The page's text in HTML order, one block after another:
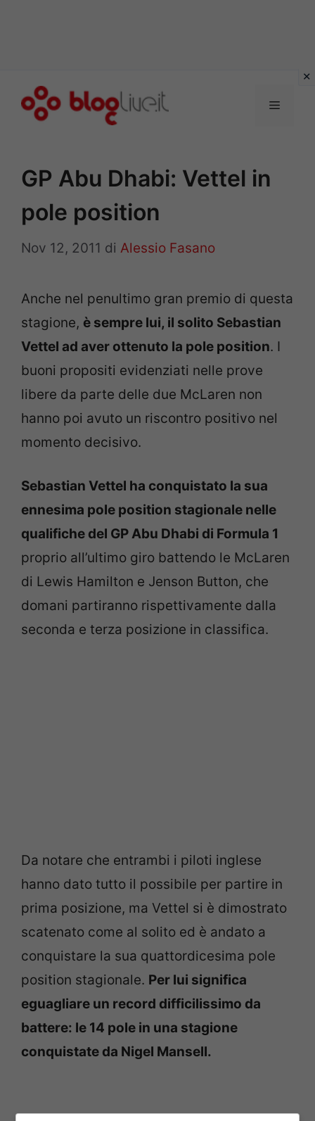
Menu
GP Abu Dhabi: Vettel in
pole position
Nov 12, 2011 di Alessio Fasano
Anche nel penultimo gran premio di questa
stagione, è sempre lui, il solito Sebastian
Vettel ad aver ottenuto la pole position. I
buoni propositi evidenziati nelle prove
libere da parte delle due McLaren non
hanno poi avuto un riscontro positivo nel
momento decisivo.
Sebastian Vettel ha conquistato la sua
ennesima pole position stagionale nelle
qualifiche del GP Abu Dhabi di Formula 1
proprio all’ultimo giro battendo le McLaren
di Lewis Hamilton e Jenson Button, che
domani partiranno rispettivamente dalla
seconda e terza posizione in classifica.
Da notare che entrambi i piloti inglese
hanno dato tutto il possibile per partire in
prima posizione, ma Vettel si è dimostrato
scatenato come al solito ed è andato a
conquistare la sua quattordicesima pole
position stagionale. Per lui significa
eguagliare un record difficilissimo da
battere: le 14 pole in una stagione
conquistate da Nigel Mansell.